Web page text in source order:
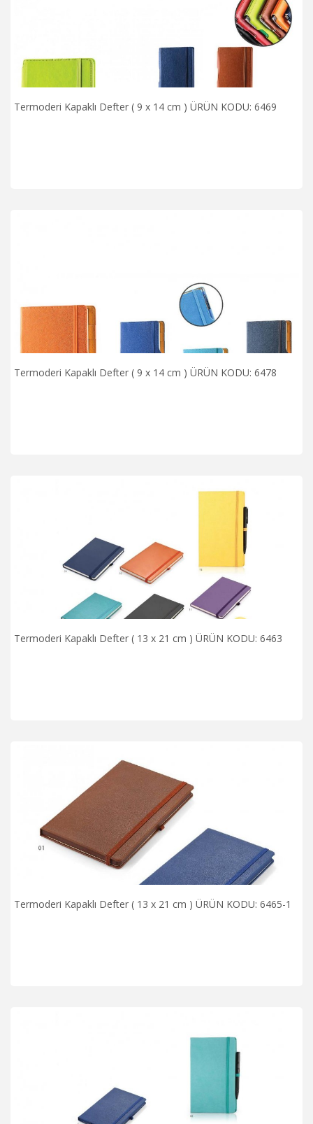
Termoderi Kapaklı Defter ( 9 x 14 cm ) ÜRÜN KODU: 6469
Termoderi Kapaklı Defter ( 9 x 14 cm ) ÜRÜN KODU: 6478
Termoderi Kapaklı Defter ( 13 x 21 cm ) ÜRÜN KODU: 6463
Termoderi Kapaklı Defter ( 13 x 21 cm ) ÜRÜN KODU: 6465-1